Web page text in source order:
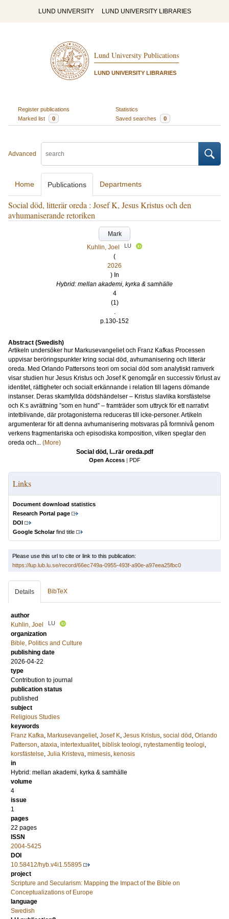
LUND UNIVERSITY LUND UNIVERSITY LIBRARIES
Lund University Publications
LUND UNIVERSITY LIBRARIES
Register publications
Statistics
Marked list
0 Saved searches 0
Advanced
Home Publications Departments
Social död, litterär oreda : Josef K, Jesus Kristus och den
avhumaniserande retoriken
Mark
Kuhlin, Joel
LU
(
2026
) In
Hybrid: mellan akademi, kyrka & samhälle
4
(1)
.
p.130-152
Abstract (Swedish)
Artikeln undersöker hur Markusevangeliet och Franz Kafkas Processen
uppvisar beröringspunkter kring social död, avhumanisering och litterär
oreda. Med Orlando Pattersons teori om social död som analytiskt ramverk
visar studien hur Jesus Kristus och Josef K genomgår en successiv förlust av
identitet, rättigheter och socialt erkännande i relation till lagens dömande
instanser. Deras skamfyllda dödshändelser – Kristus slavlika korsfästelse
och K:s avrättning ”som en hund” – framträder som uttryck för ett narrativt
intetblivande, där protagonisterna reduceras till icke-personer. Artikeln
argumenterar för att denna avhumanisering motsvaras på formnivå genom
verkens fragmentariska och episodiska komposition, vilken speglar den
oreda och... (More)
Social död, l...rär oreda.pdf
Open Access | PDF
Links
Document download statistics
Research Portal page
DOI
Google Scholarfind title
Please use this url to cite or link to this publication:
https://lup.lub.lu.se/record/66ec749a-0955-493f-a90e-a97eea25fbc0
Details BibTeX
author
Kuhlin, Joel
LU
organization
Bible, Politics and Culture
publishing date
2026-04-22
type
Contribution to journal
publication status
published
subject
Religious Studies
keywords
Franz Kafka, Markusevangeliet, Josef K, Jesus Kristus, social död , Orlando
Patterson, ataxia, intertextualitet, biblisk teologi, nytestamentlig teologi,
korsfästelse, Julia Kristeva, mimesis, kenosis
in
Hybrid: mellan akademi, kyrka & samhälle
volume
4
issue
1
pages
22 pages
ISSN
2004-5425
DOI
10.58412/hyb.v4i1.55895
project
Scripture and Secularism: Mapping the Impact of the Bible on
Conceptualizations of Europe
language
Swedish